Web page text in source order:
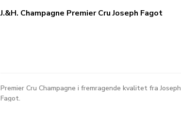
J.&H. Champagne Premier Cru Joseph Fagot
Premier Cru Champagne i fremragende kvalitet fra Joseph
Fagot.